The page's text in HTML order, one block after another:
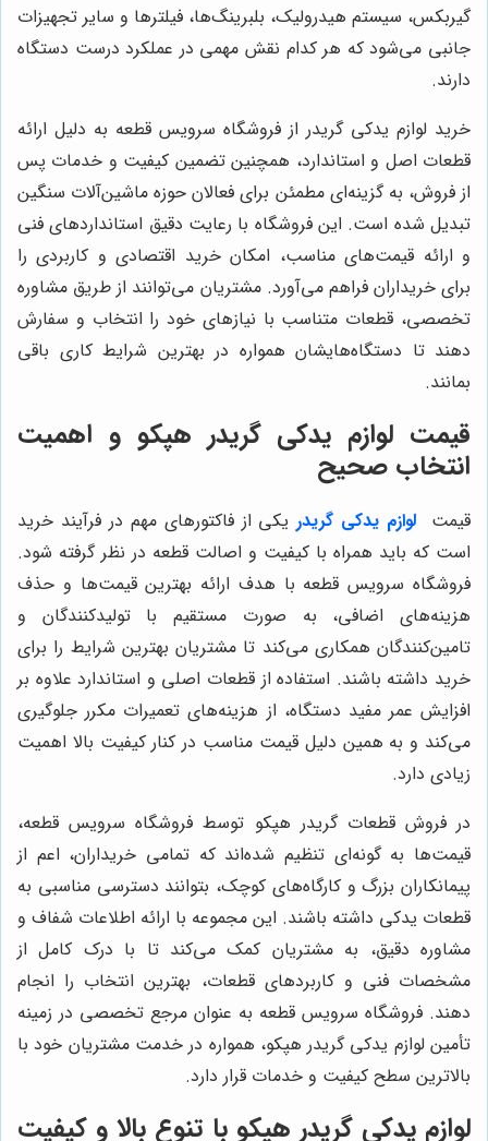
گیربکس، سیستم هیدرولیک، بلبرینگ‌ها، فیلترها و سایر تجهیزات
جانبی می‌شود که هر کدام نقش مهمی در عملکرد درست دستگاه
دارند.
خرید لوازم يدكى گريدر از فروشگاه سرویس قطعه به دلیل ارائه
قطعات اصل و استاندارد، همچنین تضمین کیفیت و خدمات پس
از فروش، به گزینه‌ای مطمئن برای فعالان حوزه ماشین‌آلات سنگین
تبدیل شده است. این فروشگاه با رعایت دقیق استانداردهای فنی
و ارائه قیمت‌های مناسب، امکان خرید اقتصادی و کاربردی را
برای خریداران فراهم می‌آورد. مشتریان می‌توانند از طریق مشاوره
تخصصی، قطعات متناسب با نیازهای خود را انتخاب و سفارش
دهند تا دستگاه‌هایشان همواره در بهترین شرایط کاری باقی
بمانند.
قیمت لوازم يدكى گريدر هپكو و اهمیت
انتخاب صحیح
قیمت لوازم یدکی گریدر یکی از فاکتورهای مهم در فرآیند خرید
است که باید همراه با کیفیت و اصالت قطعه در نظر گرفته شود.
فروشگاه سرویس قطعه با هدف ارائه بهترین قیمت‌ها و حذف
هزینه‌های اضافی، به صورت مستقیم با تولیدکنندگان و
تامین‌کنندگان همکاری می‌کند تا مشتریان بهترین شرایط را برای
خرید داشته باشند. استفاده از قطعات اصلی و استاندارد علاوه بر
افزایش عمر مفید دستگاه، از هزینه‌های تعمیرات مکرر جلوگیری
می‌کند و به همین دلیل قیمت مناسب در کنار کیفیت بالا اهمیت
زیادی دارد.
در فروش قطعات گريدر هپكو توسط فروشگاه سرویس قطعه،
قیمت‌ها به گونه‌ای تنظیم شده‌اند که تمامی خریداران، اعم از
پیمانکاران بزرگ و کارگاه‌های کوچک، بتوانند دسترسی مناسبی به
قطعات یدکی داشته باشند. این مجموعه با ارائه اطلاعات شفاف و
مشاوره دقیق، به مشتریان کمک می‌کند تا با درک کامل از
مشخصات فنی و کاربردهای قطعات، بهترین انتخاب را انجام
دهند. فروشگاه سرویس قطعه به عنوان مرجع تخصصی در زمینه
تأمین لوازم يدكى گريدر هپكو، همواره در خدمت مشتریان خود با
بالاترین سطح کیفیت و خدمات قرار دارد.
لوازم يدكى گريدر هپكو با تنوع بالا و کیفیت